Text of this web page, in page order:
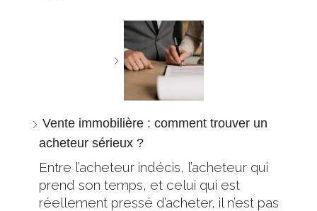
Vente immobilière : comment trouver un
acheteur sérieux ?
Entre l’acheteur indécis, l’acheteur qui
prend son temps, et celui qui est
réellement pressé d’acheter, il n’est pas